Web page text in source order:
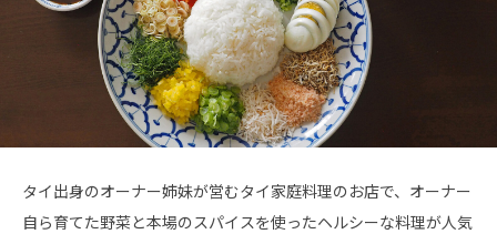
タイ出身のオーナー姉妹が営むタイ家庭料理のお店で、オーナー
自ら育てた野菜と本場のスパイスを使ったヘルシーな料理が人気